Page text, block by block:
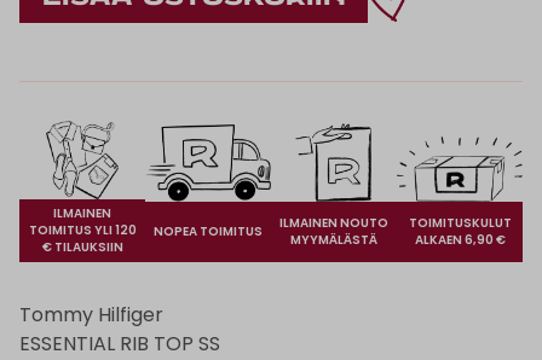
ILMAINEN
TOIMITUS YLI 120
€ TILAUKSIIN
NOPEA TOIMITUS
ILMAINEN NOUTO
MYYMÄLÄSTÄ
TOIMITUSKULUT
ALKAEN 6,90 €
Tommy Hilfiger
ESSENTIAL RIB TOP SS